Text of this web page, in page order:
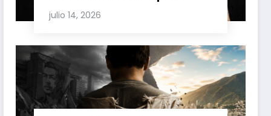
Involucran a Glas, Correa y
Juan Fernando Petro en el
julio 14, 2026